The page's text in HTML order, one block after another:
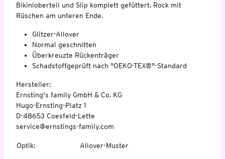
Bikinioberteil und Slip komplett gefüttert. Rock mit
Rüschen am unteren Ende.
Glitzer-Allover
Normal geschnitten
Überkreuzte Rückenträger
Schadstoffgeprüft nach "OEKO-TEX®"-Standard
Hersteller:
Ernsting's family GmbH & Co. KG
Hugo-Ernsting-Platz 1
D-48653 Coesfeld-Lette
service@ernstings-family.com
Optik: Allover-Muster